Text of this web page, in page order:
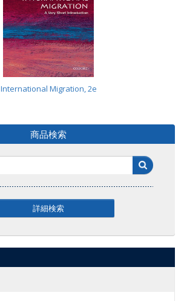
International Migration, 2e
商品検索
詳細検索